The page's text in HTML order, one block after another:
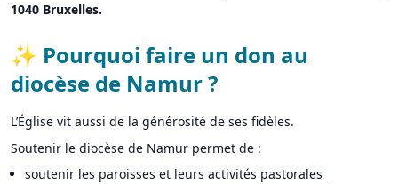
1040 Bruxelles.
✨ Pourquoi faire un don au
diocèse de Namur ?
L’Église vit aussi de la générosité de ses fidèles.
Soutenir le diocèse de Namur permet de :
soutenir les paroisses et leurs activités pastorales